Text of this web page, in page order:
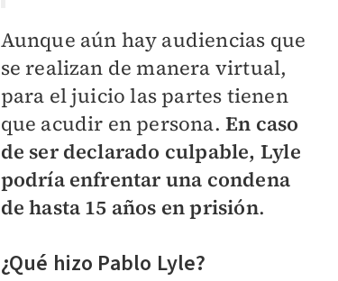
Aunque aún hay audiencias que
se realizan de manera virtual,
para el juicio las partes tienen
que acudir en persona.En caso
de ser declarado culpable, Lyle
podría enfrentar una condena
de hasta 15 años en prisión.
¿Qué hizo Pablo Lyle?